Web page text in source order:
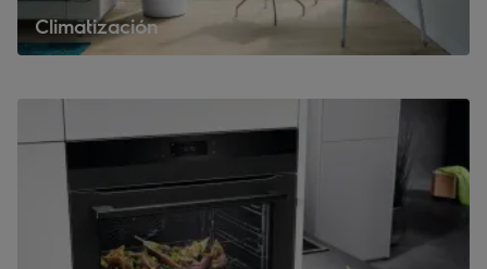
Climatización